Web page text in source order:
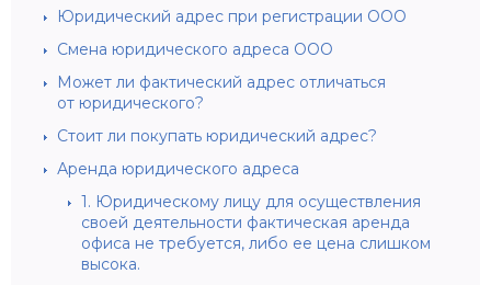
Юридический адрес при регистрации ООО
Смена юридического адреса ООО
Может ли фактический адрес отличаться
от юридического?
Стоит ли покупать юридический адрес?
Аренда юридического адреса
1. Юридическому лицу для осуществления
своей деятельности фактическая аренда
офиса не требуется, либо ее цена слишком
высока.